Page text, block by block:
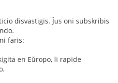
disvastigis. Ĵus oni subskribis
faris:
en Eŭropo, li rapide